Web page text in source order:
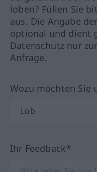
loben? Füllen Sie
aus. Die Angabe
optional und dient
Datenschutz nur
Anfrage.
Wozu möchten Sie
Ihr Feedback*